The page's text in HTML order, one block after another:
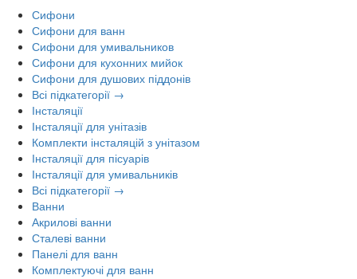
Сифони
Сифони для ванн
Сифони для умивальников
Сифони для кухонних мийок
Сифони для душових піддонів
Всі підкатегорії →
Інсталяції
Інсталяції для унітазів
Комплекти інсталяцій з унітазом
Інсталяції для пісуарів
Інсталяції для умивальників
Всі підкатегорії →
Ванни
Акрилові ванни
Сталеві ванни
Панелі для ванн
Комплектуючі для ванн